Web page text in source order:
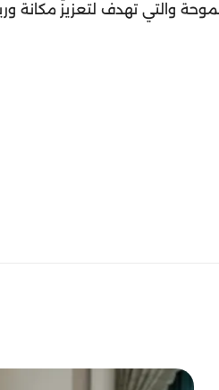
والتي تهدف لتعزيز مكانة